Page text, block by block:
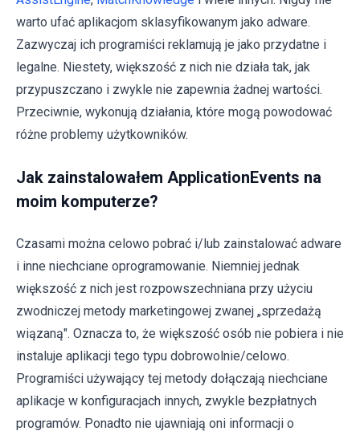
warto ufać aplikacjom sklasyfikowanym jako adware.
Zazwyczaj ich programiści reklamują je jako przydatne i
legalne. Niestety, większość z nich nie działa tak, jak
przypuszczano i zwykle nie zapewnia żadnej wartości.
Przeciwnie, wykonują działania, które mogą powodować
różne problemy użytkowników.
Jak zainstalowałem ApplicationEvents na
moim komputerze?
Czasami można celowo pobrać i/lub zainstalować adware
i inne niechciane oprogramowanie. Niemniej jednak
większość z nich jest rozpowszechniana przy użyciu
zwodniczej metody marketingowej zwanej „sprzedażą
wiązaną". Oznacza to, że większość osób nie pobiera i nie
instaluje aplikacji tego typu dobrowolnie/celowo.
Programiści używający tej metody dołączają niechciane
aplikacje w konfiguracjach innych, zwykle bezpłatnych
programów. Ponadto nie ujawniają oni informacji o